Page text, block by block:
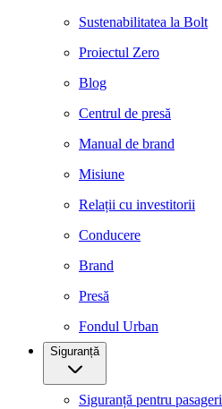
Sustenabilitatea la Bolt
Proiectul Zero
Blog
Centrul de presă
Manual de brand
Misiune
Relații cu investitorii
Conducere
Brand
Presă
Fondul Urban
Siguranță
Siguranță pentru pasageri